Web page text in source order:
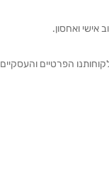
אישי ואחסון.
על 800 מטרים, וממנו אנו משרתים את לקוחותנו הפרטיים והעסקיים